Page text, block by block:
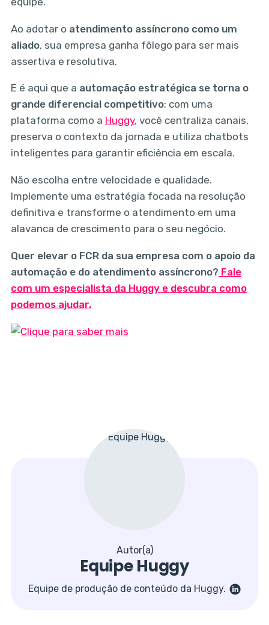
Ao adotar o atendimento assíncrono como um
aliado, sua empresa ganha fôlego para ser mais
assertiva e resolutiva.
E é aqui que a automação estratégica se torna o
grande diferencial competitivo: com uma
plataforma como a Huggy, você centraliza canais,
preserva o contexto da jornada e utiliza chatbots
inteligentes para garantir eficiência em escala.
Não escolha entre velocidade e qualidade.
Implemente uma estratégia focada na resolução
definitiva e transforme o atendimento em uma
alavanca de crescimento para o seu negócio.
Quer elevar o FCR da sua empresa com o apoio da
automação e do atendimento assíncrono? Fale
com um especialista da Huggy e descubra como
podemos ajudar.
Autor(a)
Equipe Huggy
Equipe de produção de conteúdo da Huggy.